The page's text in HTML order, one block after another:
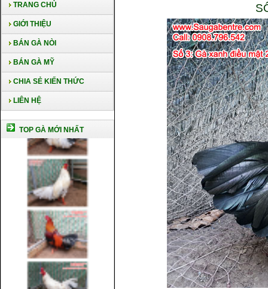
TRANG CHỦ
GIỚI THIỆU
BÁN GÀ NÒI
BÁN GÀ MỸ
CHIA SẺ KIẾN THỨC
LIÊN HỆ
TOP GÀ MỚI NHẤT